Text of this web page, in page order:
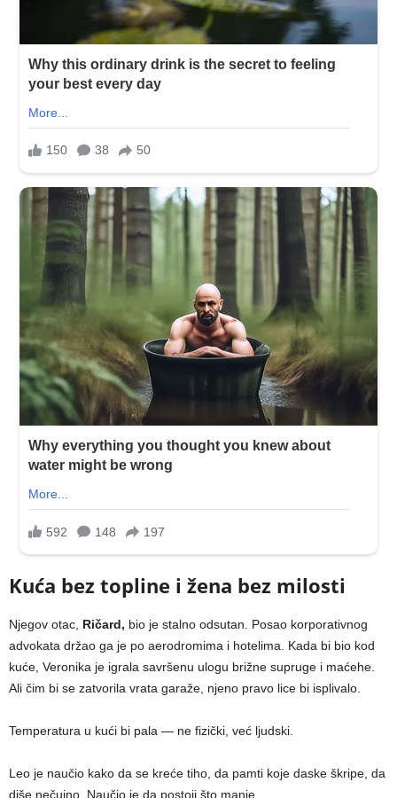
Kuća bez topline i žena bez milosti
Njegov otac, Ričard, bio je stalno odsutan. Posao korporativnog
advokata držao ga je po aerodromima i hotelima. Kada bi bio kod
kuće, Veronika je igrala savršenu ulogu brižne supruge i maćehe.
Ali čim bi se zatvorila vrata garaže, njeno pravo lice bi isplivalo.
Temperatura u kući bi pala — ne fizički, već ljudski.
Leo je naučio kako da se kreće tiho, da pamti koje daske škripe, da
diše nečujno. Naučio je da postoji što manje.